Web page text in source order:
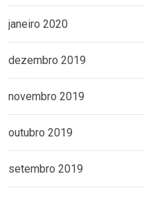
janeiro 2020
dezembro 2019
novembro 2019
outubro 2019
setembro 2019